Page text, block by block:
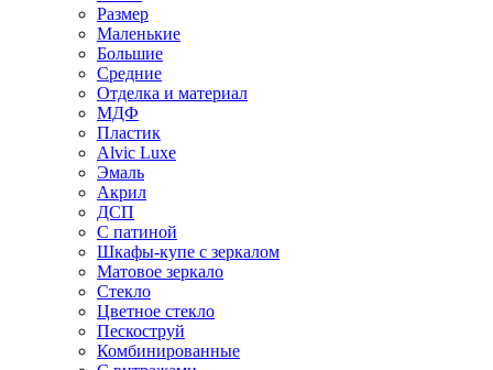
Размер
Маленькие
Большие
Средние
Отделка и материал
МДФ
Пластик
Alvic Luxe
Эмаль
Акрил
ДСП
С патиной
Шкафы-купе с зеркалом
Матовое зеркало
Стекло
Цветное стекло
Пескоструй
Комбинированные